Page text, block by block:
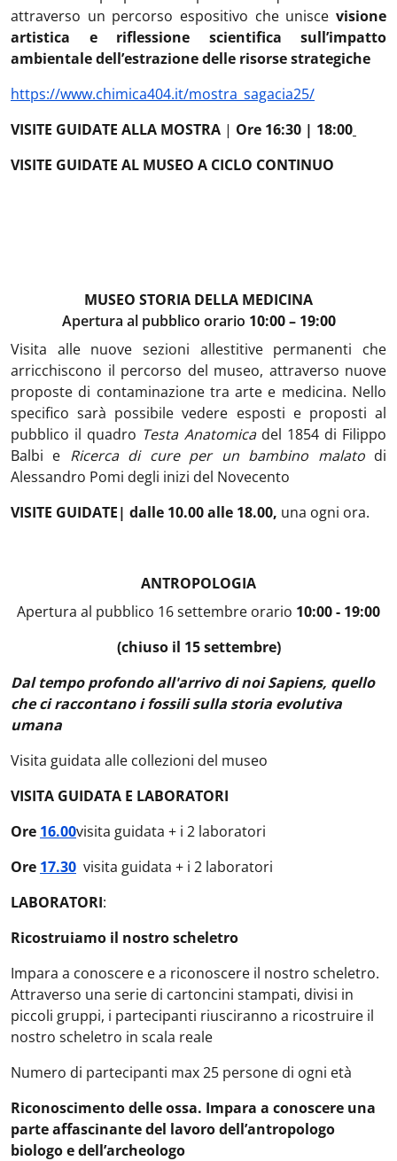
attraverso un percorso espositivo che unisce visione
artistica e riflessione scientifica sull’impatto
ambientale dell’estrazione delle risorse strategiche
https://www.chimica404.it/mostra_sagacia25/
VISITE GUIDATE ALLA MOSTRA | Ore 16:30 | 18:00
VISITE GUIDATE AL MUSEO A CICLO CONTINUO
MUSEO STORIA DELLA MEDICINA
Apertura al pubblico orario 10:00 – 19:00
Visita alle nuove sezioni allestitive permanenti che
arricchiscono il percorso del museo, attraverso nuove
proposte di contaminazione tra arte e medicina. Nello
specifico sarà possibile vedere esposti e proposti al
pubblico il quadro Testa Anatomicadel 1854 di Filippo
Balbi e Ricerca di cure per un bambino malatodi
Alessandro Pomi degli inizi del Novecento
VISITE GUIDATE| dalle 10.00 alle 18.00, una ogni ora.
ANTROPOLOGIA
Apertura al pubblico 16 settembre orario 10:00 - 19:00
(chiuso il 15 settembre)
Dal tempo profondo all'arrivo di noi Sapiens, quello
che ci raccontano i fossili sulla storia evolutiva
umana
Visita guidata alle collezioni del museo
VISITA GUIDATA E LABORATORI
Ore 16.00visita guidata + i 2 laboratori
Ore 17.30 visita guidata + i 2 laboratori
LABORATORI:
Ricostruiamo il nostro scheletro
Impara a conoscere e a riconoscere il nostro scheletro.
Attraverso una serie di cartoncini stampati, divisi in
piccoli gruppi, i partecipanti riusciranno a ricostruire il
nostro scheletro in scala reale
Numero di partecipanti max 25 persone di ogni età
Riconoscimento delle ossa. Impara a conoscere una
parte affascinante del lavoro dell’antropologo
biologo e dell’archeologo